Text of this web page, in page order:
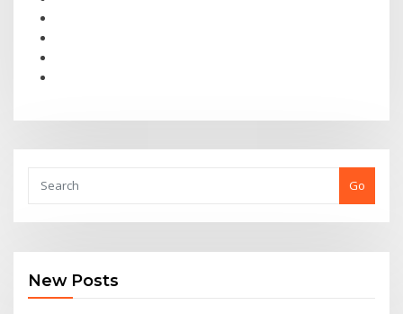
Go
New Posts